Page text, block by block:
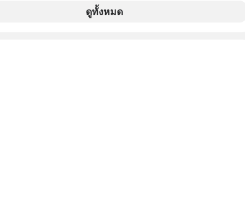
กำลังจะเปลี่ยนมือไปในทิศทางไหน? และเราควร
รับมืออย่างไรก่อนที่ทุกอย่างจะสายเกินไป? ร่วม
ดูทั้งหมด